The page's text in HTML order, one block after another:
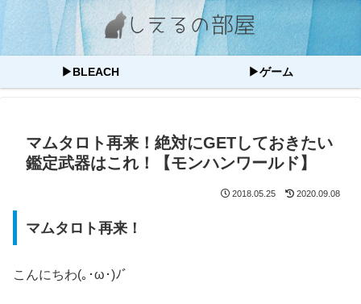
▶BLEACH ▶ゲーム
マムタロト再来！絶対にGETしておきたい
鑑定武器はこれ！【モンハンワールド】
2018.05.25 2020.09.08
マムタロト再来！
こんにちわ(｡･ω･)ﾉﾞ